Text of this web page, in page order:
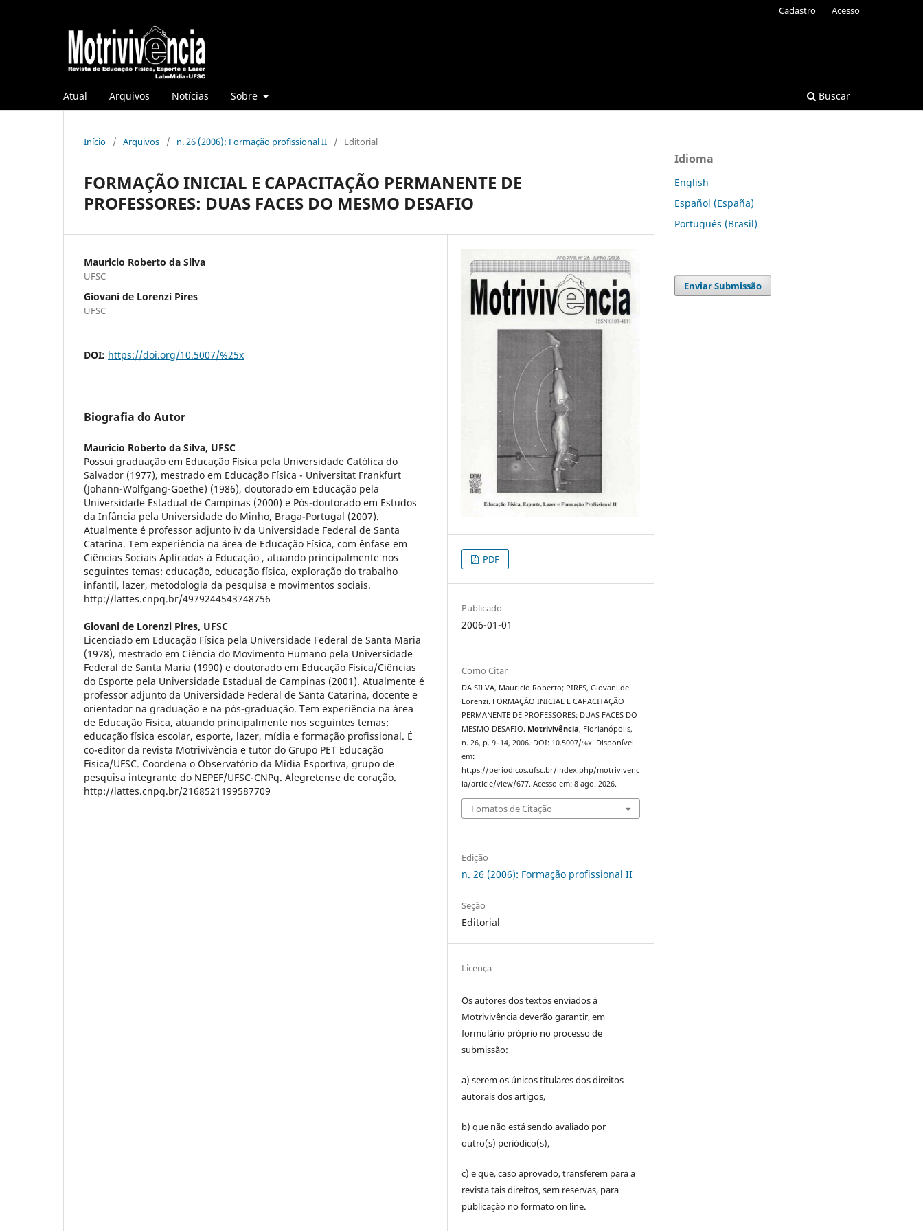
Atual Arquivos Notícias Sobre Buscar
Cadastro Acesso
Início / Arquivos / n. 26 (2006): Formação profissional II / Editorial
FORMAÇÃO INICIAL E CAPACITAÇÃO PERMANENTE DE
PROFESSORES: DUAS FACES DO MESMO DESAFIO
Mauricio Roberto da Silva
UFSC
Giovani de Lorenzi Pires
UFSC
DOI: https://doi.org/10.5007/%25x
Biografia do Autor
Mauricio Roberto da Silva, UFSC
Possui graduação em Educação Física pela Universidade Católica do
Salvador (1977), mestrado em Educação Física - Universitat Frankfurt
(Johann-Wolfgang-Goethe) (1986), doutorado em Educação pela
Universidade Estadual de Campinas (2000) e Pós-doutorado em Estudos
da Infância pela Universidade do Minho, Braga-Portugal (2007).
Atualmente é professor adjunto iv da Universidade Federal de Santa
Catarina. Tem experiência na área de Educação Física, com ênfase em
Ciências Sociais Aplicadas à Educação , atuando principalmente nos
seguintes temas: educação, educação física, exploração do trabalho
infantil, lazer, metodologia da pesquisa e movimentos sociais.
http://lattes.cnpq.br/4979244543748756
Giovani de Lorenzi Pires, UFSC
Licenciado em Educação Física pela Universidade Federal de Santa Maria
(1978), mestrado em Ciência do Movimento Humano pela Universidade
Federal de Santa Maria (1990) e doutorado em Educação Física/Ciências
do Esporte pela Universidade Estadual de Campinas (2001). Atualmente é
professor adjunto da Universidade Federal de Santa Catarina, docente e
orientador na graduação e na pós-graduação. Tem experiência na área
de Educação Física, atuando principalmente nos seguintes temas:
educação física escolar, esporte, lazer, mídia e formação profissional. É
co-editor da revista Motrivivência e tutor do Grupo PET Educação
Física/UFSC. Coordena o Observatório da Mídia Esportiva, grupo de
pesquisa integrante do NEPEF/UFSC-CNPq. Alegretense de coração.
http://lattes.cnpq.br/2168521199587709
PDF
Publicado
2006-01-01
Como Citar
DA SILVA, Mauricio Roberto; PIRES, Giovani de
Lorenzi. FORMAÇÃO INICIAL E CAPACITAÇÃO
PERMANENTE DE PROFESSORES: DUAS FACES DO
MESMO DESAFIO. Motrivivência, Florianópolis,
n. 26, p. 9–14, 2006. DOI: 10.5007/%x. Disponível
em:
https://periodicos.ufsc.br/index.php/motrivivenc
ia/article/view/677. Acesso em: 8 ago. 2026.
Fomatos de Citação
Edição
n. 26 (2006): Formação profissional II
Seção
Editorial
Licença
Os autores dos textos enviados à
Motrivivência deverão garantir, em
formulário próprio no processo de
submissão:
a) serem os únicos titulares dos direitos
autorais dos artigos,
b) que não está sendo avaliado por
outro(s) periódico(s),
c) e que, caso aprovado, transferem para a
revista tais direitos, sem reservas, para
publicação no formato on line.
Idioma
English
Español (España)
Português (Brasil)
Enviar Submissão